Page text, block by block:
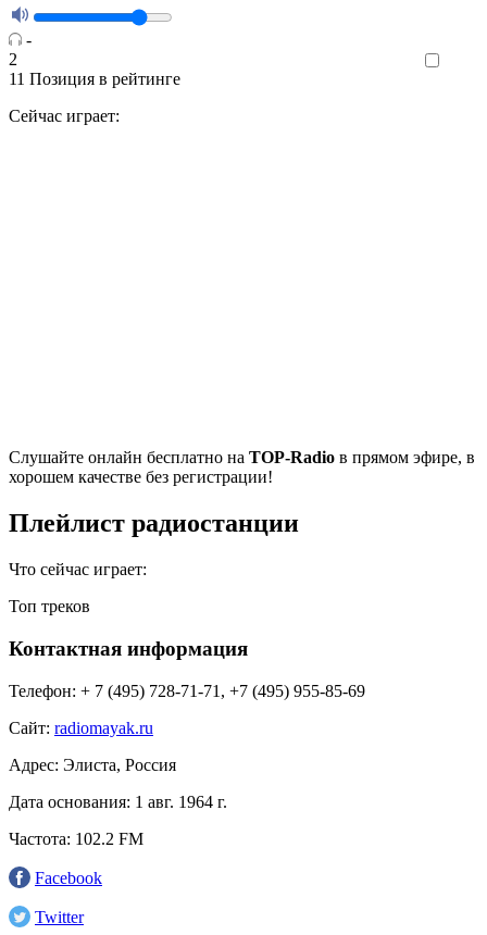
-
2
11 Позиция в рейтинге
Сейчас играет:
Cлушайте онлайн бесплатно на TOP-Radio в прямом эфире, в
хорошем качестве без регистрации!
Плейлист радиостанции
Что сейчас играет:
Топ треков
Контактная информация
Телефон: + 7 (495) 728-71-71, +7 (495) 955-85-69
Сайт: radiomayak.ru
Адрес: Элиста, Россия
Дата основания: 1 авг. 1964 г.
Частота: 102.2 FM
Facebook
Twitter